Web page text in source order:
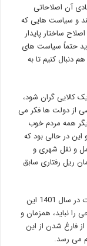
آن اصلاحاتی
و سیاست هایی که
ساختار پایدار
حتماً سیاست های
دنبال کنیم تا به
کالایی گران شود،
از دولت ها فکر می
همه مردم خوب
در حالی بود که
و نقل شهری و
ریل رفتاری سابق
سخنگوی اقتصادی دولت تأکید کرد: اما دستور کار دولت در سال 1401 این
نباید، همزمان و
فارغ شدن از این
می رسد.